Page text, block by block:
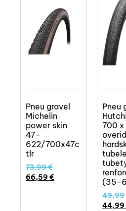
Pneu gravel
Michelin
power skin
47-
622/700x47c
tlr
73,99€
66,59 €
Pneu
700
(35-
49,99
44,99